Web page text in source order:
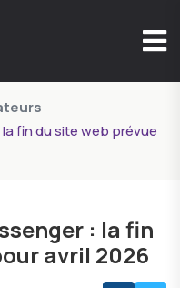
fin du site web prévue
: la fin
avril 2026